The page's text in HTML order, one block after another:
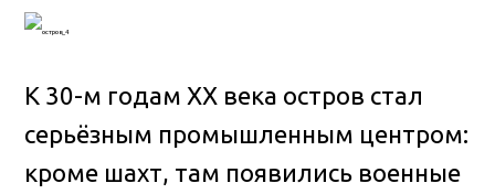
К 30-м годам XX века остров стал
серьёзным промышленным центром:
кроме шахт, там появились военные